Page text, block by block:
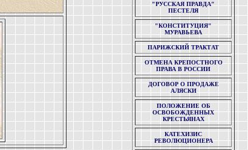
"РУССКАЯ ПРАВДА"
ПЕСТЕЛЯ
"КОНСТИТУЦИЯ"
МУРАВЬЕВА
ПАРИЖСКИЙ ТРАКТАТ
ОТМЕНА КРЕПОСТНОГО
ПРАВА В РОССИИ
ДОГОВОР О ПРОДАЖЕ
АЛЯСКИ
ПОЛОЖЕНИЕ ОБ
ОСВОБОЖДЕННЫХ
КРЕСТЬЯНАХ
КАТЕХИЗИС
РЕВОЛЮЦИОНЕРА